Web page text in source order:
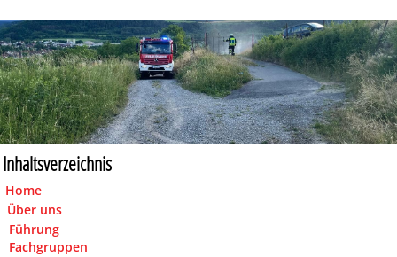
Inhaltsverzeichnis
Home
Über uns
Führung
Fachgruppen